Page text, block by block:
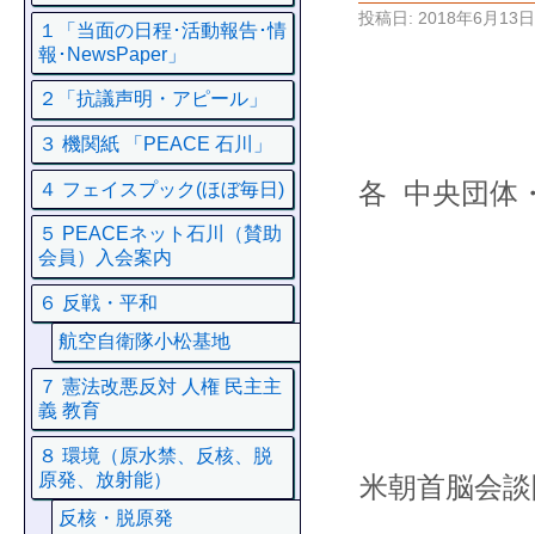
投稿日: 2018年6月13日
各 中央団体
米朝首脳会
１「当面の日程･活動報告･情
報･NewsPaper」
２「抗議声明・アピール」
３ 機関紙 「PEACE 石川」
４ フェイスプック(ほぼ毎日)
５ PEACEネット石川（賛助
会員）入会案内
６ 反戦・平和
航空自衛隊小松基地
７ 憲法改悪反対 人権 民主主
義 教育
８ 環境（原水禁、反核、脱
原発、放射能）
反核・脱原発